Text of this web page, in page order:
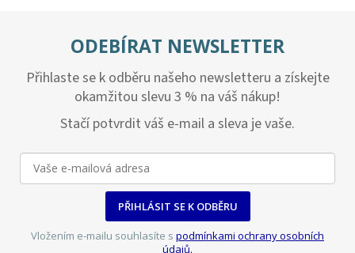
ODEBÍRAT NEWSLETTER
Přihlaste se k odběru našeho newsletteru a získejte
okamžitou slevu 3 % na váš nákup!
Stačí potvrdit váš e-mail a sleva je vaše.
PŘIHLÁSIT SE K ODBĚRU
Vložením e-mailu souhlasíte s podmínkami ochrany osobních
údajů.